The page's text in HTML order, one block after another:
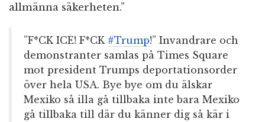
allmänna säkerheten.”
”F*CK ICE! F*CK #Trump!” Invandrare och
demonstranter samlas på Times Square
mot president Trumps deportationsorder
över hela USA. Bye bye om du älskar
Mexiko så illa gå tillbaka inte bara Mexiko
gå tillbaka till där du känner dig så kär i